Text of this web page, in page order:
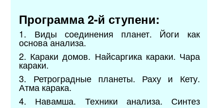
Программа 2-й ступени:
1.​ Виды соединения планет. Йоги как
основа анализа.
2.​ Караки домов. Найсаргика караки. Чара
караки.
3.​ Ретроградные планеты. Раху и Кету.
Атма карака.
4.​ Навамша. Техники анализа. Синтез